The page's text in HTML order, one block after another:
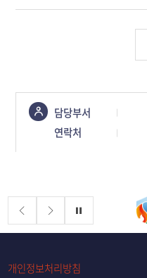
콘텐츠
정보책임자
담당부서
연락처
배너존
개인정보처리방침